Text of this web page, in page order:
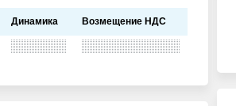
Динамика Возмещение НДС